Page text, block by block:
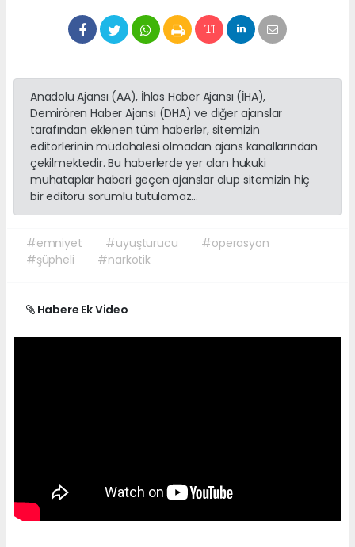
Anadolu Ajansı (AA), İhlas Haber Ajansı (İHA),
Demirören Haber Ajansı (DHA) ve diğer ajanslar
tarafından eklenen tüm haberler, sitemizin
editörlerinin müdahalesi olmadan ajans kanallarından
çekilmektedir. Bu haberlerde yer alan hukuki
muhataplar haberi geçen ajanslar olup sitemizin hiç
bir editörü sorumlu tutulamaz...
#emniyet #uyuşturucu
#operasyon
#şüpheli
#narkotik
Habere Ek Video